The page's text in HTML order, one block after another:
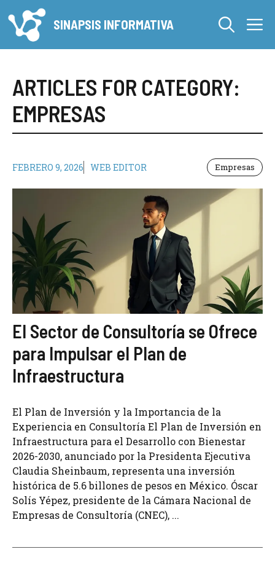
al
contenido
SINAPSIS INFORMATIVA
ARTICLES FOR CATEGORY:
EMPRESAS
FEBRERO 9, 2026 WEB EDITOR Empresas
El Sector de Consultoría se Ofrece
para Impulsar el Plan de
Infraestructura
El Plan de Inversión y la Importancia de la
Experiencia en Consultoría El Plan de Inversión en
Infraestructura para el Desarrollo con Bienestar
2026-2030, anunciado por la Presidenta Ejecutiva
Claudia Sheinbaum, representa una inversión
histórica de 5.6 billones de pesos en México. Óscar
Solís Yépez, presidente de la Cámara Nacional de
Empresas de Consultoría (CNEC), ...